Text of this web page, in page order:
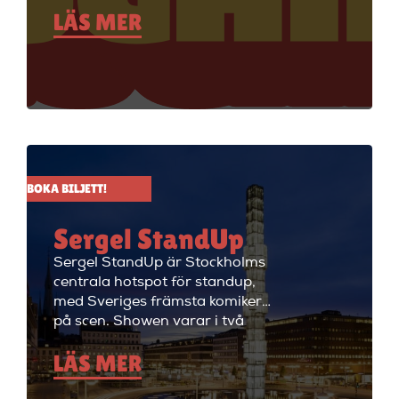
standupklubbar och är känd för
att ha de bästa komikerna i
välkommen till Big Ben Stand
LÄS MER
BOKA BILJETT!
Sergel StandUp
Sergel StandUp är Stockholms
centrala hotspot för standup,
med Sveriges främsta komiker
på scen. Showen varar i två
timmar med en paus, och
efteråt fortsätter kvällen med
cocktails i restaurangdelen.
LÄS MER